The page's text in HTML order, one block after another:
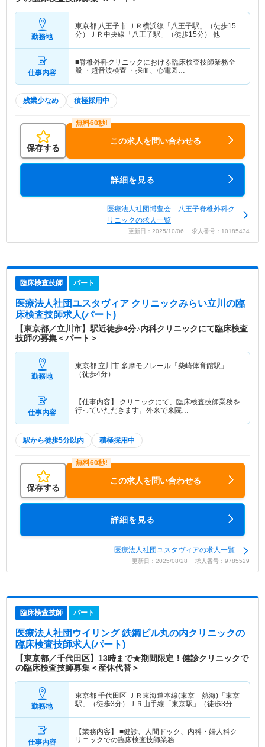
勤務地
東京都 八王子市 ＪＲ横浜線「八王子駅」（徒歩15
分）ＪＲ中央線「八王子駅」（徒歩15分） 他
仕事内容
■脊椎外科クリニックにおける臨床検査技師業務全
般 ・超音波検査 ・採血、心電図…
残業少なめ 積極採用中
保存する
この求人を問い合わせる
詳細を見る
医療法人社団博豊会 八王子脊椎外科ク
リニックの求人一覧
更新日：2025/10/06 求人番号：10185434
臨床検査技師 パート
医療法人社団ユスタヴィア クリニックみらい立川 の臨
床検査技師求人(パート)
【東京都／立川市】駅近徒歩4分♪内科クリニックにて臨床検査
技師の募集＜パート＞
勤務地
東京都 立川市 多摩モノレール「柴崎体育館駅」
（徒歩4分）
仕事内容
【仕事内容】 クリニックにて、臨床検査技師業務を
行っていただきます。外来で来院…
駅から徒歩5分以内 積極採用中
保存する
この求人を問い合わせる
詳細を見る
医療法人社団ユスタヴィアの求人一覧
更新日：2025/08/28 求人番号：9785529
臨床検査技師 パート
医療法人社団ウイリング 鉄鋼ビル丸の内クリニックの
臨床検査技師求人(パート)
【東京都／千代田区】13時まで★期間限定！健診クリニックで
の臨床検査技師募集＜産休代替＞
勤務地
東京都 千代田区 ＪＲ東海道本線(東京－熱海)「東京
駅」（徒歩3分）ＪＲ山手線「東京駅」（徒歩3分）
仕事内容
【業務内容】 ■健診、人間ドック、内科・婦人科ク
リニックでの臨床検査技師業務 …